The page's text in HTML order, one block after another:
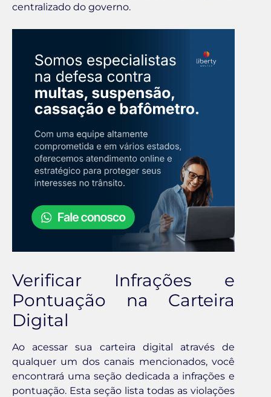
centralizado do governo.
Verificar Infrações e
Pontuação na Carteira
Digital
Ao acessar sua carteira digital através de
qualquer um dos canais mencionados, você
encontrará uma seção dedicada a infrações e
pontuação. Esta seção lista todas as violações